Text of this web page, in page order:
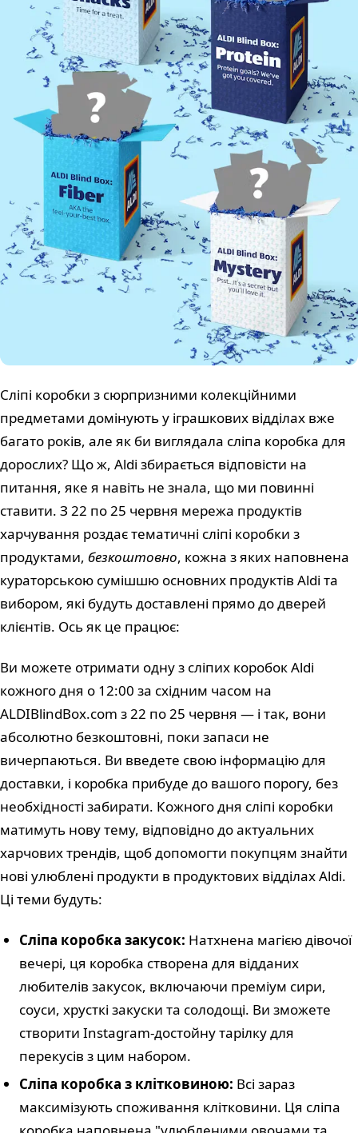
Сліпі коробки з сюрпризними колекційними
предметами домінують у іграшкових відділах вже
багато років, але як би виглядала сліпа коробка для
дорослих? Що ж, Aldi збирається відповісти на
питання, яке я навіть не знала, що ми повинні
ставити. З 22 по 25 червня мережа продуктів
харчування роздає тематичні сліпі коробки з
продуктами, безкоштовно, кожна з яких наповнена
кураторською сумішшю основних продуктів Aldi та
вибором, які будуть доставлені прямо до дверей
клієнтів. Ось як це працює:
Ви можете отримати одну з сліпих коробок Aldi
кожного дня о 12:00 за східним часом на
ALDIBlindBox.com з 22 по 25 червня — і так, вони
абсолютно безкоштовні, поки запаси не
вичерпаються. Ви введете свою інформацію для
доставки, і коробка прибуде до вашого порогу, без
необхідності забирати. Кожного дня сліпі коробки
матимуть нову тему, відповідно до актуальних
харчових трендів, щоб допомогти покупцям знайти
нові улюблені продукти в продуктових відділах Aldi.
Ці теми будуть:
Сліпа коробка закусок: Натхнена магією дівочої
вечері, ця коробка створена для відданих
любителів закусок, включаючи преміум сири,
соуси, хрусткі закуски та солодощі. Ви зможете
створити Instagram-достойну тарілку для
перекусів з цим набором.
Сліпа коробка з клітковиною: Всі зараз
максимізують споживання клітковини. Ця сліпа